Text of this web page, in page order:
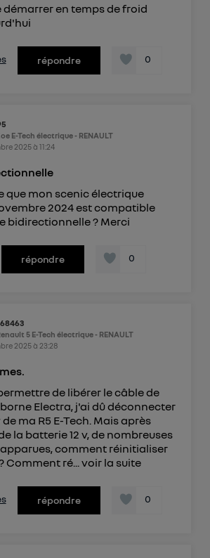
démarrer en temps de froid
répondre 0
E-Tech électrique - RENAULT
2025à 11:24
que mon scenic électrique
2024 est compatible
bidirectionnelle ? Merci
répondre 0
5 E-Tech électrique - RENAULT
2025à 23:28
de libérer le câble de
Electra, j'ai dû déconnecter
ma R5 E-Tech. Mais après
la batterie 12 v, de nombreuses
comment réinitialiser
Comment ré... voir la suite
répondre 0